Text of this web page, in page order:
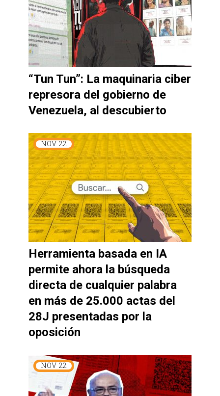
“Tun Tun”: La maquinaria ciber
represora del gobierno de
Venezuela, al descubierto
NOV 22
Herramienta basada en IA
permite ahora la búsqueda
directa de cualquier palabra
en más de 25.000 actas del
28J presentadas por la
oposición
NOV 22